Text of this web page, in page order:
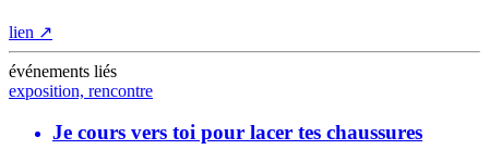
lien ↗
événements liés
exposition, rencontre
Je cours vers toi pour lacer tes chaussures